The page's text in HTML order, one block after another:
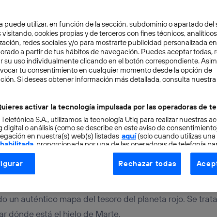
2 min
tesoro de Marte: la
está el hielo
un auténtico mapa del tesoro del planeta rojo. Se
dónde está el hielo de Marte.
puede utilizar, en función de la sección, subdominio o apartado del
visitando, cookies propias y de terceros con fines técnicos,
redes sociales y/o para mostrarte publicidad personalizada
a partir de tus hábitos de navegación. Puedes aceptar todas,
su uso individualmente clicando en el botón correspondiente.
tu consentimiento en cualquier momento desde la opción de
Si deseas obtener información más detallada, consulta nuestra
activar la tecnología impulsada por las operadoras de
S.A., utilizamos la tecnología Utiq para realizar nuestras
digital o análisis (como se describe en este aviso de
en nuestra(s) web(s) listadas aquí(solo cuando utilizas una
, proporcionada por una de las operadoras de telefonía
consentimiento en cada página web).
Utiq está diseñada con la privacidad como prioridad
tu dirección IP y otra información de la cuenta de cliente de
a la conexión que utilizas (p. ej., número de teléfono móvil).
Rechazar todas